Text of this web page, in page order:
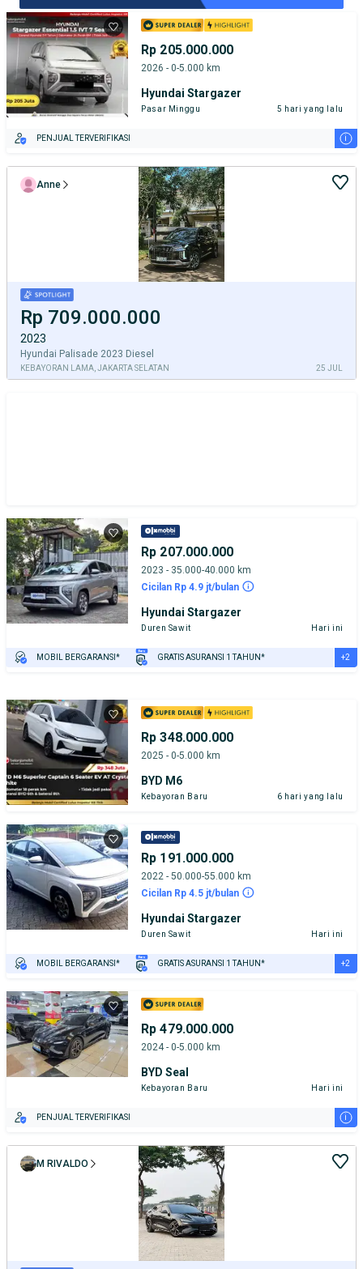
Rp 205.000.000
2026 - 0-5.000 km
Hyundai Stargazer
Pasar Minggu 5 hari yang lalu
PENJUAL TERVERIFIKASI i
Rp 709.000.000
2023
Hyundai Palisade 2023 Diesel
KEBAYORAN LAMA, JAKARTA SELATAN 25 JUL
Anne
Rp 207.000.000
2023 - 35.000-40.000 km
Cicilan Rp 4.9 jt/bulan
Hyundai Stargazer
Duren Sawit Hari ini
MOBIL BERGARANSI* GRATIS ASURANSI 1 TAHUN* +2
Rp 348.000.000
2025 - 0-5.000 km
BYD M6
Kebayoran Baru 6 hari yang lalu
Rp 191.000.000
2022 - 50.000-55.000 km
Cicilan Rp 4.5 jt/bulan
Hyundai Stargazer
Duren Sawit Hari ini
MOBIL BERGARANSI* GRATIS ASURANSI 1 TAHUN* +2
Rp 479.000.000
2024 - 0-5.000 km
BYD Seal
Kebayoran Baru Hari ini
PENJUAL TERVERIFIKASI i
M RIVALDO